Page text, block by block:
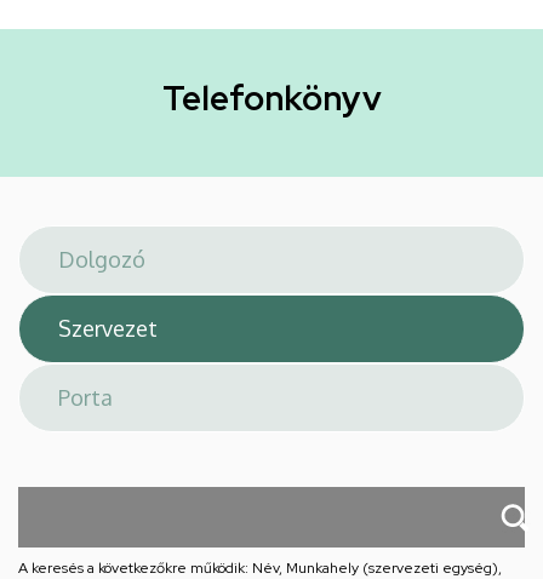
Általános
hely
Telefonkönyv
A keresés a következőkre működik: Név, Munkahely (szervezeti egység),